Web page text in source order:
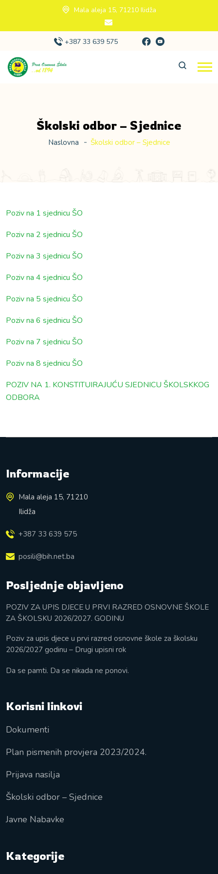
Mala aleja 15, 71210 Ilidža
+387 33 639 575
Školski odbor – Sjednice
Naslovna Školski odbor – Sjednice
Poziv na 1 sjednicu ŠO
Poziv na 2 sjednicu ŠO
Poziv na 3 sjednicu ŠO
Poziv na 4 sjednicu ŠO
Poziv na 5 sjednicu ŠO
Poziv na 6 sjednicu ŠO
Poziv na 7 sjednicu ŠO
Poziv na 8 sjednicu ŠO
POZIV NA 1. KONSTITUIRAJUĆU SJEDNICU ŠKOLSKKOG
ODBORA
Informacije
Mala aleja 15, 71210
Ilidža
+387 33 639 575
posili@bih.net.ba
Posljednje objavljeno
POZIV ZA UPIS DJECE U PRVI RAZRED OSNOVNE ŠKOLE
ZA ŠKOLSKU 2026/2027. GODINU
Poziv za upis djece u prvi razred osnovne škole za školsku
2026/2027 godinu – Drugi upisni rok
Da se pamti. Da se nikada ne ponovi.
Korisni linkovi
Dokumenti
Plan pismenih provjera 2023/2024.
Prijava nasilja
Školski odbor – Sjednice
Javne Nabavke
Kategorije